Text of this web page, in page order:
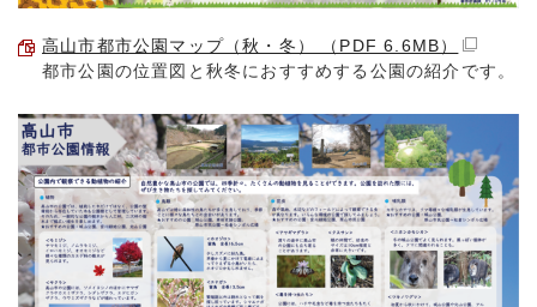
高山市都市公園マップ（秋・冬） （PDF 6.6MB）
都市公園の位置図と秋冬におすすめする公園の紹介です。